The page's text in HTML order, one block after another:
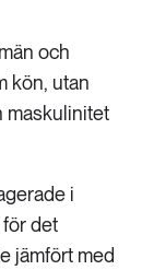
och
kön, utan
maskulinitet
i
det
jämfört med